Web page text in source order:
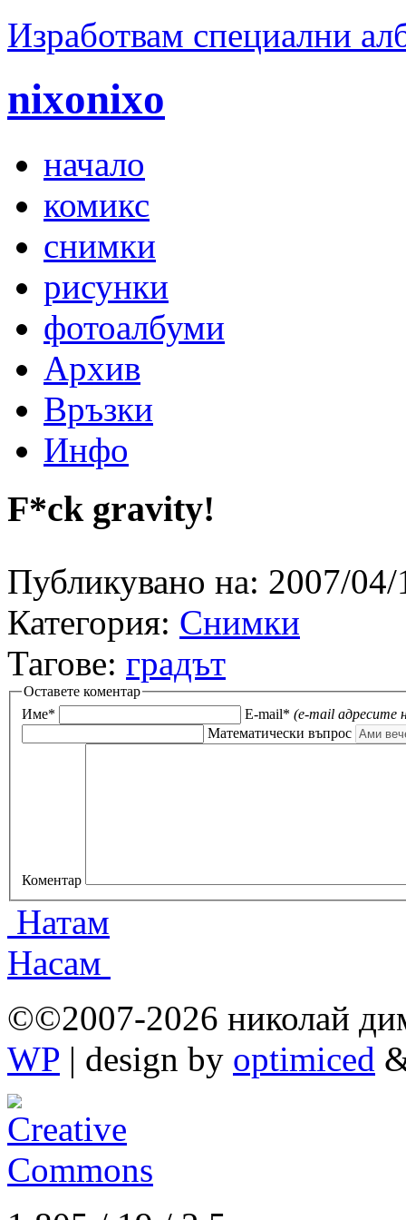
Изработвам специални
nixonixo
начало
комикс
снимки
рисунки
фотоалбуми
Архив
Връзки
Инфо
F*ck gravity!
Публикувано на: 2007/04/
Категория: Снимки
Тагове: градът
Оставете коментар
Име*
E-mail* (e-mail адресите
Математически въпрос
Коментар
Натам
Насам
©©2007-2026 николай
WP | design by optimiced